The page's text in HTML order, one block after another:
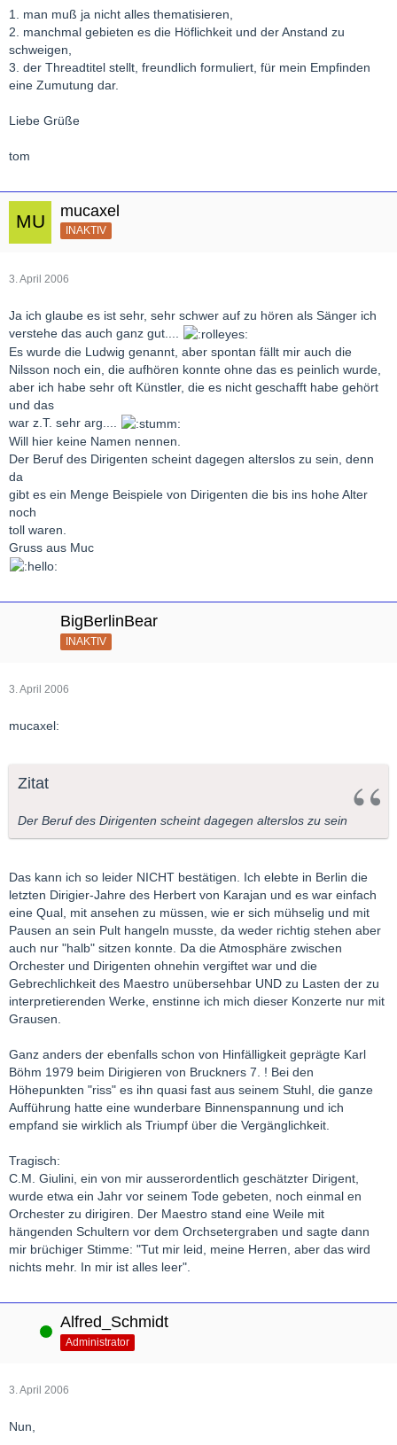
1. man muß ja nicht alles thematisieren,
2. manchmal gebieten es die Höflichkeit und der Anstand zu
schweigen,
3. der Threadtitel stellt, freundlich formuliert, für mein Empfinden
eine Zumutung dar.
Liebe Grüße
tom
mucaxel
INAKTIV
3. April 2006
Ja ich glaube es ist sehr, sehr schwer auf zu hören als Sänger ich
verstehe das auch ganz gut....
Es wurde die Ludwig genannt, aber spontan fällt mir auch die
Nilsson noch ein, die aufhören konnte ohne das es peinlich wurde,
aber ich habe sehr oft Künstler, die es nicht geschafft habe gehört
und das
war z.T. sehr arg....
Will hier keine Namen nennen.
Der Beruf des Dirigenten scheint dagegen alterslos zu sein, denn
da
gibt es ein Menge Beispiele von Dirigenten die bis ins hohe Alter
noch
toll waren.
Gruss aus Muc
BigBerlinBear
INAKTIV
3. April 2006
mucaxel:
Zitat
Der Beruf des Dirigenten scheint dagegen alterslos zu sein
Das kann ich so leider NICHT bestätigen. Ich elebte in Berlin die
letzten Dirigier-Jahre des Herbert von Karajan und es war einfach
eine Qual, mit ansehen zu müssen, wie er sich mühselig und mit
Pausen an sein Pult hangeln musste, da weder richtig stehen aber
auch nur "halb" sitzen konnte. Da die Atmosphäre zwischen
Orchester und Dirigenten ohnehin vergiftet war und die
Gebrechlichkeit des Maestro unübersehbar UND zu Lasten der zu
interpretierenden Werke, enstinne ich mich dieser Konzerte nur mit
Grausen.
Ganz anders der ebenfalls schon von Hinfälligkeit geprägte Karl
Böhm 1979 beim Dirigieren von Bruckners 7. ! Bei den
Höhepunkten "riss" es ihn quasi fast aus seinem Stuhl, die ganze
Aufführung hatte eine wunderbare Binnenspannung und ich
empfand sie wirklich als Triumpf über die Vergänglichkeit.
Tragisch:
C.M. Giulini, ein von mir ausserordentlich geschätzter Dirigent,
wurde etwa ein Jahr vor seinem Tode gebeten, noch einmal en
Orchester zu dirigiren. Der Maestro stand eine Weile mit
hängenden Schultern vor dem Orchsetergraben und sagte dann
mir brüchiger Stimme: "Tut mir leid, meine Herren, aber das wird
nichts mehr. In mir ist alles leer".
Online Alfred_Schmidt
Administrator
3. April 2006
Nun,